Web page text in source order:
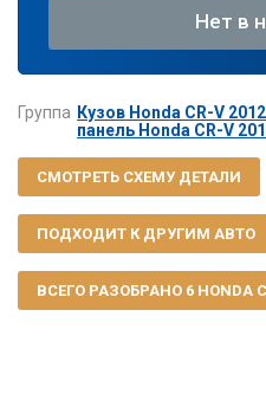
Нет в
Группа Кузов Honda CR-V
панель Honda CR-V
СМОТРЕТЬ СХЕМУ ДЕТАЛИ
ПОДХОДИТ К ДРУГИМ АВТО
ВСЕГО РАЗОБРАНО 6 HONDA